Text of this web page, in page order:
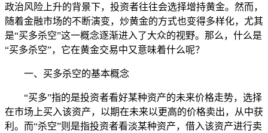
政治风险上升的背景下，投资者往往会选择增持黄金。然而，
随着金融市场的不断演变，炒黄金的方式也变得多样化，尤其
是“买多杀空”这一概念逐渐进入了大众的视野。那么，什么是
“买多杀空”，它在黄金交易中又意味着什么呢？
一、买多杀空的基本概念
“买多”指的是投资者看好某种资产的未来价格走势，选择
在市场上买入该资产，以期在未来以更高的价格卖出，从中获
利。而“杀空”则是指投资者看淡某种资产，借入该资产进行卖